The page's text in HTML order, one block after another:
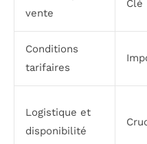
vente
Clé
Conditions
tarifaires
Logistique et
disponibilité